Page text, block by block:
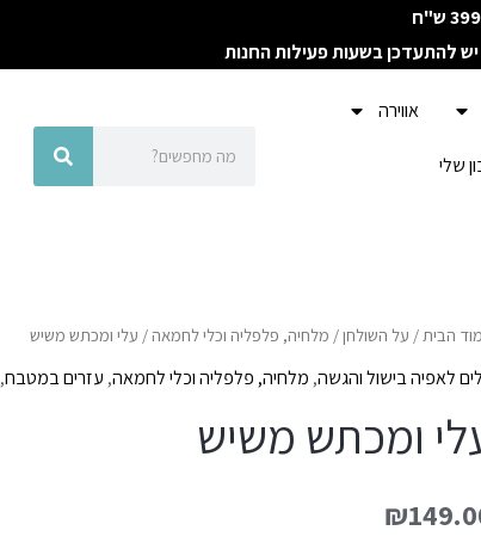
להתעדכן בשעות פעילות החנות
אווירה
שלי
חיפוש
הבית/ על השולחן/ מלחיה, פלפליה וכלי לחמאה / עלי ומכתש משיש
לאפיה בישול והגשה, מלחיה, פלפליה וכלי לחמאה, עזרים במטבח,
ומכתש משיש
₪